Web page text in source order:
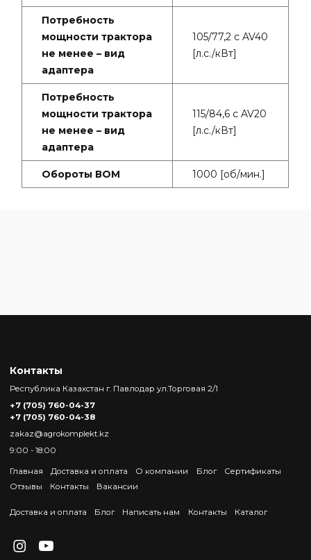
Потребность
мощности трактора
не менее – вид
адаптера
105/77,2 с AV40
[л.с./кВт]
Потребность
мощности трактора
не менее – вид
адаптера
115/84,6 с AV20
[л.с./кВт]
Обороты ВОМ 1000 [об/мин.]
Главная Доставка и оплата О компании Блог
Сертификаты
Отзывы
Контакты Вакансии
Доставка и оплата Блог Написать нам Контакты Каталог
Контакты
Республика Казахстан г. Павлодар ул.Торговая 2/1
+7 (705) 760-04-37
+7 (705) 760-04-38
zakaz@agrokomplekt.kz
9:00 - 18:00